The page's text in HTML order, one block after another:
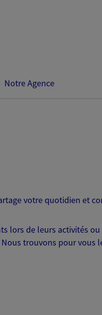
Notre Agence
votre quotidien et
lors de leurs activités
trouvons pour vous